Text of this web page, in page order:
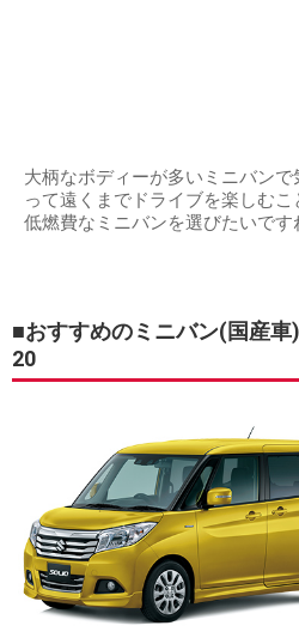
大柄なボディーが多いミニバン
って遠くまでドライブを楽しむ
低燃費なミニバンを選びたいです
■おすすめのミニバン(国産
20